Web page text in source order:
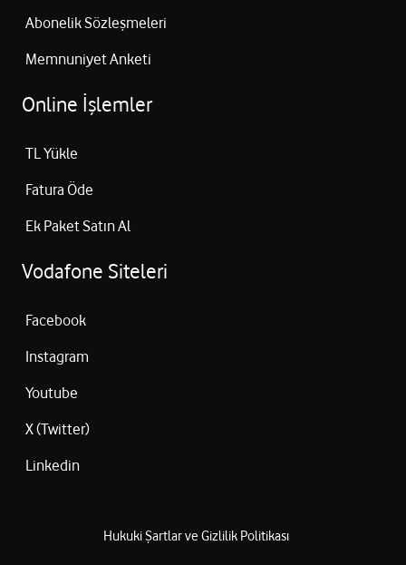
Abonelik Sözleşmeleri
Memnuniyet Anketi
Online İşlemler
TL Yükle
Fatura Öde
Ek Paket Satın Al
Vodafone Siteleri
Facebook
Instagram
Youtube
X (Twitter)
Linkedin
Hukuki Şartlar ve Gizlilik Politikası